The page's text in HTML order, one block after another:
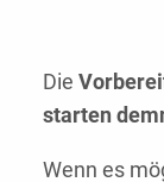
Die
starten
Wenn es